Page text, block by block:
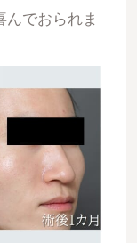
んでおられま